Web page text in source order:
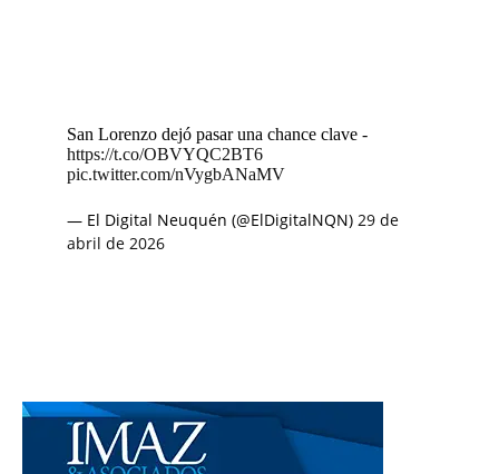
San Lorenzo dejó pasar una chance clave -
https://t.co/OBVYQC2BT6
pic.twitter.com/nVygbANaMV
— El Digital Neuquén (@ElDigitalNQN) 29 de
abril de 2026